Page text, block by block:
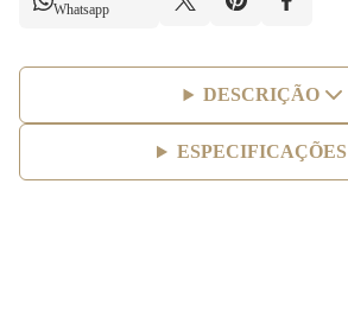
Whatsapp
DESCRIÇÃO
ESPECIFICAÇÕES